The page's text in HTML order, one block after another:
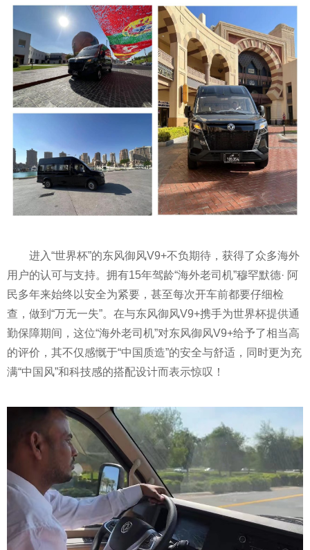
进入“世界杯”的东风御风V9+不负期待，获得了众多海外
用户的认可与支持。拥有15年驾龄“海外老司机”穆罕默德· 阿
民多年来始终以安全为紧要，甚至每次开车前都要仔细检
查，做到“万无一失”。在与东风御风V9+携手为世界杯提供通
勤保障期间，这位“海外老司机”对东风御风V9+给予了相当高
的评价，其不仅感慨于“中国质造”的安全与舒适，同时更为充
满“中国风”和科技感的搭配设计而表示惊叹！